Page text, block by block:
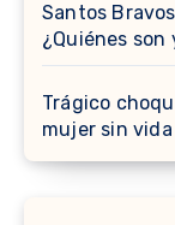
Santos
¿Quiénes son
Trágico
mujer sin